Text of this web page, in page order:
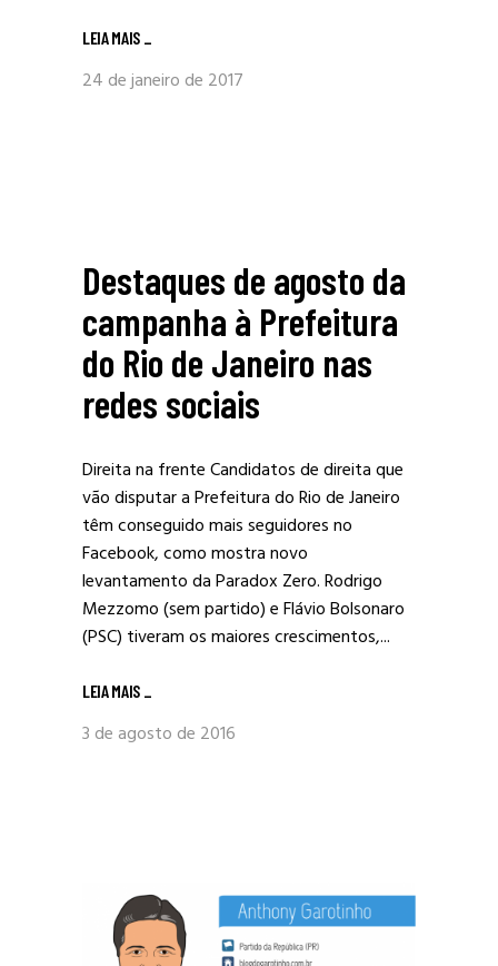
LEIA MAIS _
24 de janeiro de 2017
Destaques de agosto da
campanha à Prefeitura
do Rio de Janeiro nas
redes sociais
Direita na frente Candidatos de direita que
vão disputar a Prefeitura do Rio de Janeiro
têm conseguido mais seguidores no
Facebook, como mostra novo
levantamento da Paradox Zero. Rodrigo
Mezzomo (sem partido) e Flávio Bolsonaro
(PSC) tiveram os maiores crescimentos,...
LEIA MAIS _
3 de agosto de 2016